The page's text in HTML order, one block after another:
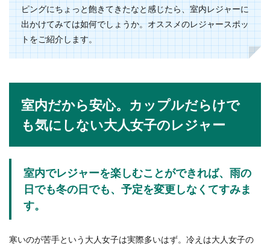
ピングにちょっと飽きてきたなと感じたら、室内レジャーに
出かけてみては如何でしょうか。オススメのレジャースポッ
トをご紹介します。
室内だから安心。カップルだらけで
も気にしない大人女子のレジャー
室内でレジャーを楽しむことができれば、雨の
日でも冬の日でも、予定を変更しなくてすみま
す。
寒いのが苦手という大人女子は実際多いはず。冷えは大人女子の